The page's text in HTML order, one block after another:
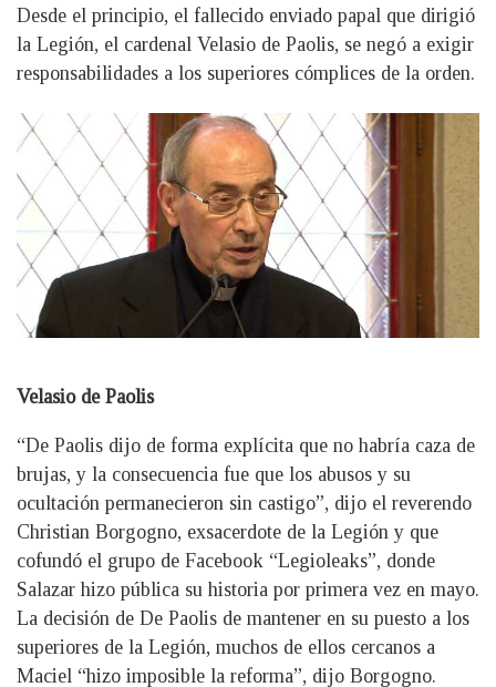
Desde el principio, el fallecido enviado papal que dirigió
la Legión, el cardenal Velasio de Paolis, se negó a exigir
responsabilidades a los superiores cómplices de la orden.
Velasio de Paolis
“De Paolis dijo de forma explícita que no habría caza de
brujas, y la consecuencia fue que los abusos y su
ocultación permanecieron sin castigo”, dijo el reverendo
Christian Borgogno, exsacerdote de la Legión y que
cofundó el grupo de Facebook “Legioleaks”, donde
Salazar hizo pública su historia por primera vez en mayo.
La decisión de De Paolis de mantener en su puesto a los
superiores de la Legión, muchos de ellos cercanos a
Maciel “hizo imposible la reforma”, dijo Borgogno.